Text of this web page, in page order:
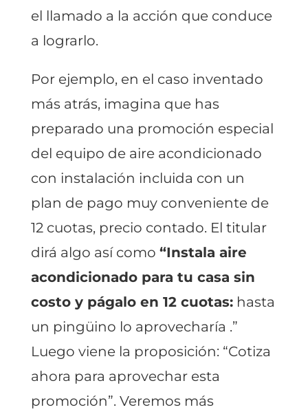
el llamado a la acción que conduce
a lograrlo.
Por ejemplo, en el caso inventado
más atrás, imagina que has
preparado una promoción especial
del equipo de aire acondicionado
con instalación incluida con un
plan de pago muy conveniente de
12 cuotas, precio contado. El titular
dirá algo así como “Instala aire
acondicionado para tu casa sin
costo y págalo en 12 cuotas:hasta
un pingüino lo aprovecharía .”
Luego viene la proposición: “Cotiza
ahora para aprovechar esta
promoción”. Veremos más